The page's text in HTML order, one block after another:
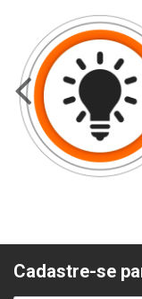
Cadastre-se